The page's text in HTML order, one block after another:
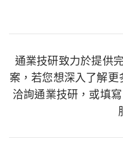
通業技研致力於提供
案，若您想深入了解
洽詢通業技研，或填